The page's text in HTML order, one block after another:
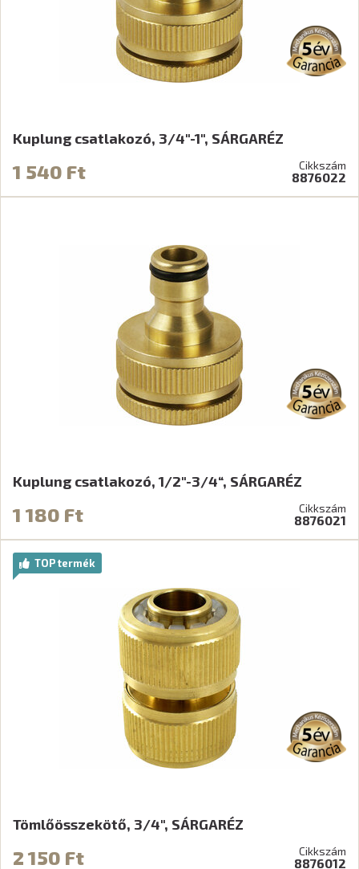
Kuplung csatlakozó, 3/4"-1", SÁRGARÉZ
1 540 Ft Cikkszám
8876022
Kuplung csatlakozó, 1/2"-3/4“, SÁRGARÉZ
1 180 Ft Cikkszám
8876021
TOP termék
Tömlőösszekötő, 3/4", SÁRGARÉZ
2 150 Ft Cikkszám
8876012